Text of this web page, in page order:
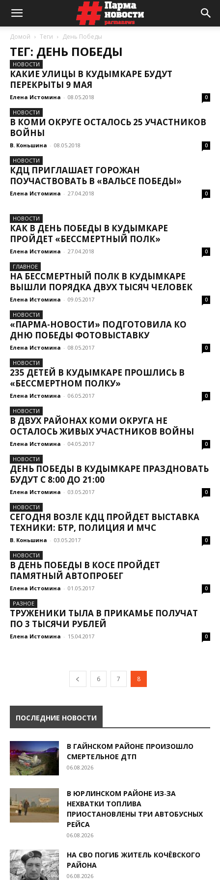
Домой Теги День Победы
ТЕГ: ДЕНЬ ПОБЕДЫ
НОВОСТИ
КАКИЕ УЛИЦЫ В КУДЫМКАРЕ БУДУТ
ПЕРЕКРЫТЫ 9 МАЯ
Елена Истомина - 08.05.2018 0
НОВОСТИ
В КОМИ ОКРУГЕ ОСТАЛОСЬ 25 УЧАСТНИКОВ
ВОЙНЫ
В. Коньшина - 08.05.2018 0
НОВОСТИ
КДЦ ПРИГЛАШАЕТ ГОРОЖАН
ПОУЧАСТВОВАТЬ В «ВАЛЬСЕ ПОБЕДЫ»
Елена Истомина - 27.04.2018 0
НОВОСТИ
КАК В ДЕНЬ ПОБЕДЫ В КУДЫМКАРЕ
ПРОЙДЕТ «БЕССМЕРТНЫЙ ПОЛК»
Елена Истомина - 27.04.2018 0
ГЛАВНОЕ
НА БЕССМЕРТНЫЙ ПОЛК В КУДЫМКАРЕ
ВЫШЛИ ПОРЯДКА ДВУХ ТЫСЯЧ ЧЕЛОВЕК
Елена Истомина - 09.05.2017 0
НОВОСТИ
«ПАРМА-НОВОСТИ» ПОДГОТОВИЛА КО
ДНЮ ПОБЕДЫ ФОТОВЫСТАВКУ
Елена Истомина - 08.05.2017 0
НОВОСТИ
235 ДЕТЕЙ В КУДЫМКАРЕ ПРОШЛИСЬ В
«БЕССМЕРТНОМ ПОЛКУ»
Елена Истомина - 06.05.2017 0
НОВОСТИ
В ДВУХ РАЙОНАХ КОМИ ОКРУГА НЕ
ОСТАЛОСЬ ЖИВЫХ УЧАСТНИКОВ ВОЙНЫ
Елена Истомина - 04.05.2017 0
НОВОСТИ
ДЕНЬ ПОБЕДЫ В КУДЫМКАРЕ ПРАЗДНОВАТЬ
БУДУТ С 8:00 ДО 21:00
Елена Истомина - 03.05.2017 0
НОВОСТИ
СЕГОДНЯ ВОЗЛЕ КДЦ ПРОЙДЕТ ВЫСТАВКА
ТЕХНИКИ: БТР, ПОЛИЦИЯ И МЧС
В. Коньшина - 03.05.2017 0
НОВОСТИ
В ДЕНЬ ПОБЕДЫ В КОСЕ ПРОЙДЕТ
ПАМЯТНЫЙ АВТОПРОБЕГ
Елена Истомина - 01.05.2017 0
РАЗНОЕ
ТРУЖЕНИКИ ТЫЛА В ПРИКАМЬЕ ПОЛУЧАТ
ПО 3 ТЫСЯЧИ РУБЛЕЙ
Елена Истомина - 15.04.2017 0
6 7 8
ПОСЛЕДНИЕ НОВОСТИ
В ГАЙНСКОМ РАЙОНЕ ПРОИЗОШЛО
СМЕРТЕЛЬНОЕ ДТП
06.08.2026
В ЮРЛИНСКОМ РАЙОНЕ ИЗ‑ЗА
НЕХВАТКИ ТОПЛИВА
ПРИОСТАНОВЛЕНЫ ТРИ АВТОБУСНЫХ
РЕЙСА
06.08.2026
НА СВО ПОГИБ ЖИТЕЛЬ КОЧЁВСКОГО
РАЙОНА
06.08.2026